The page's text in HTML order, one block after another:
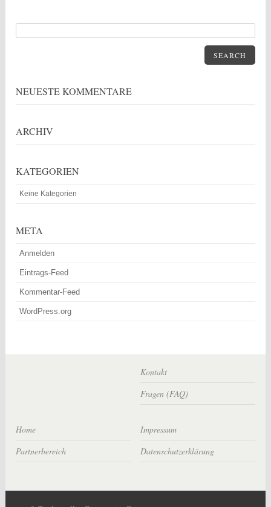
SEARCH
NEUESTE KOMMENTARE
ARCHIV
KATEGORIEN
Keine Kategorien
META
Anmelden
Eintrags-Feed
Kommentar-Feed
WordPress.org
Kontakt
Fragen (FAQ)
Home
Partnerbereich
Impressum
Datenschutzerklärung